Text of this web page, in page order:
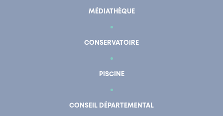
MÉDIATHÈQUE
CONSERVATOIRE
PISCINE
CONSEIL DÉPARTEMENTAL